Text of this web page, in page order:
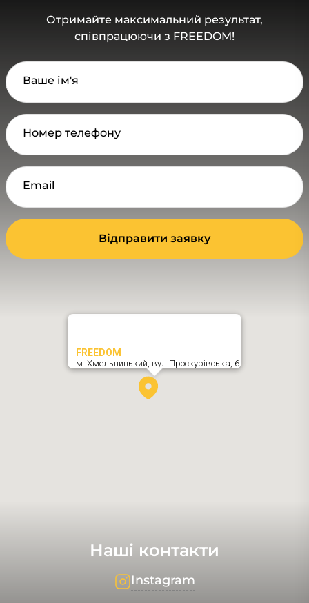
Отримайте максимальний результат,
співпрацюючи з FREEDOM!
Ваше ім'я
Номер телефону
Email
Відправити заявку
Наші контакти
Instagram
FREEDOM
м. Хмельницький, вул Проскурівська, 6,